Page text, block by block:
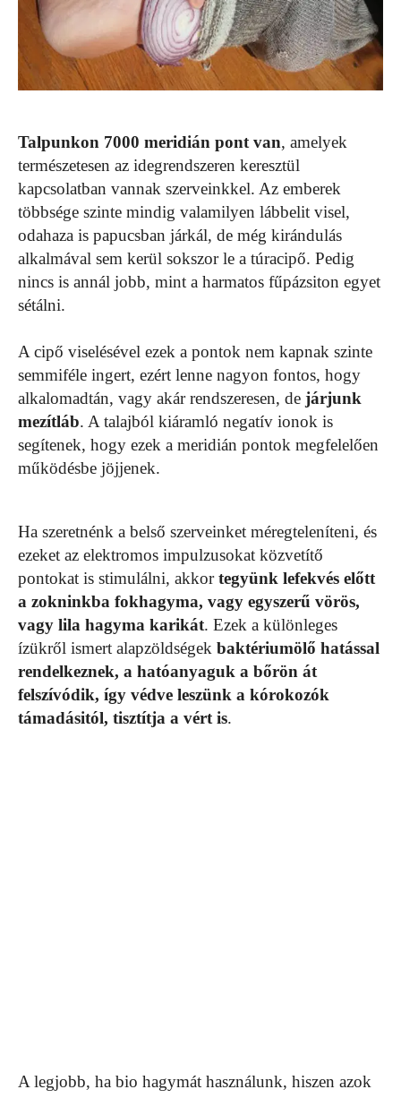
Talpunkon 7000 meridián pont van, amelyek
természetesen az idegrendszeren keresztül
kapcsolatban vannak szerveinkkel. Az emberek
többsége szinte mindig valamilyen lábbelit visel,
odahaza is papucsban járkál, de még kirándulás
alkalmával sem kerül sokszor le a túracipő. Pedig
nincs is annál jobb, mint a harmatos fűpázsiton egyet
sétálni.
A cipő viselésével ezek a pontok nem kapnak szinte
semmiféle ingert, ezért lenne nagyon fontos, hogy
alkalomadtán, vagy akár rendszeresen, de járjunk
mezítláb. A talajból kiáramló negatív ionok is
segítenek, hogy ezek a meridián pontok megfelelően
működésbe jöjjenek.
Ha szeretnénk a belső szerveinket méregteleníteni, és
ezeket az elektromos impulzusokat közvetítő
pontokat is stimulálni, akkortegyünk lefekvés előtt
a zokninkba fokhagyma, vagy egyszerű vörös,
vagy lila hagyma karikát. Ezek a különleges
ízükről ismert alapzöldségek baktériumölő hatással
rendelkeznek, a hatóanyaguk a bőrön át
felszívódik, így védve leszünk a kórokozók
támadásitól, tisztítja a vért is.
A legjobb, ha bio hagymát használunk, hiszen azok